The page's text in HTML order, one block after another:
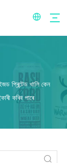
প্ৰিন্টেড খালি কেন
কৰিব পাৰে